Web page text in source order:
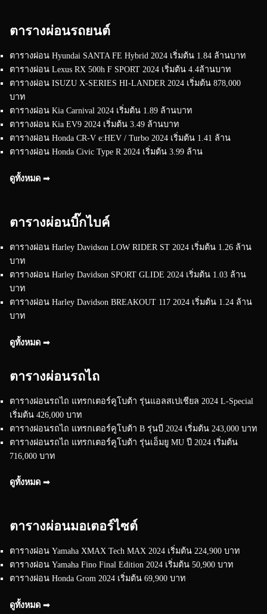
ตารางผ่อนรถยนต์
ตารางผ่อน Hyundai SANTA FE Hybrid 2024 เริ่มต้น 1.84 ล้านบาท
ตารางผ่อน Lexus RX 500h F SPORT 2024 เริ่มต้น 4.4ล้านบาท
ตารางผ่อน ISUZU X-SERIES HI-LANDER 2024 เริ่มต้น 878,000
บาท
ตารางผ่อน Kia Carnival 2024 เริ่มต้น 1.89 ล้านบาท
ตารางผ่อน Kia EV9 2024 เริ่มต้น 3.49 ล้านบาท
ตารางผ่อน Honda CR-V e:HEV / Turbo 2024 เริ่มต้น 1.41 ล้าน
ตารางผ่อน Honda Civic Type R 2024 เริ่มต้น 3.99 ล้าน
ดูทั้งหมด ➟
ตารางผ่อนบิ๊กไบค์
ตารางผ่อน Harley Davidson LOW RIDER ST 2024 เริ่มต้น 1.26 ล้าน
บาท
ตารางผ่อน Harley Davidson SPORT GLIDE 2024 เริ่มต้น 1.03 ล้าน
บาท
ตารางผ่อน Harley Davidson BREAKOUT 117 2024 เริ่มต้น 1.24 ล้าน
บาท
ดูทั้งหมด ➟
ตารางผ่อนรถไถ
ตารางผ่อนรถไถ แทรกเตอร์คูโบต้า รุ่นแอลสเปเชียล 2024 L-Special
เริ่มต้น 426,000 บาท
ตารางผ่อนรถไถ แทรกเตอร์คูโบต้า B รุ่นบี 2024 เริ่มต้น 243,000 บาท
ตารางผ่อนรถไถ แทรกเตอร์คูโบต้า รุ่นเอ็มยู MU ปี 2024 เริ่มต้น
716,000 บาท
ดูทั้งหมด ➟
ตารางผ่อนมอเตอร์ไซต์
ตารางผ่อน Yamaha XMAX Tech MAX 2024 เริ่มต้น 224,900 บาท
ตารางผ่อน Yamaha Fino Final Edition 2024 เริ่มต้น 50,900 บาท
ตารางผ่อน Honda Grom 2024 เริ่มต้น 69,900 บาท
ดูทั้งหมด ➟